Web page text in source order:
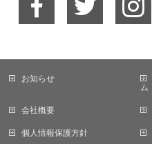
お知らせ
ム
会社概要
個人情報保護方針